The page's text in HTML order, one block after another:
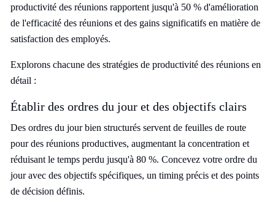
productivité des réunions rapportent jusqu'à 50 % d'amélioration
de l'efficacité des réunions et des gains significatifs en matière de
satisfaction des employés.
Explorons chacune des stratégies de productivité des réunions en
détail :
Établir des ordres du jour et des objectifs clairs
Des ordres du jour bien structurés servent de feuilles de route
pour des réunions productives, augmentant la concentration et
réduisant le temps perdu jusqu'à 80 %. Concevez votre ordre du
jour avec des objectifs spécifiques, un timing précis et des points
de décision définis.